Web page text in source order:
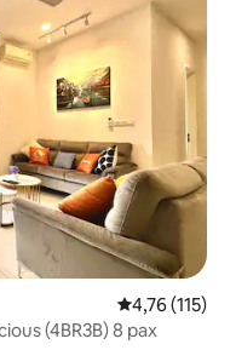
4,76 de uma
4,76 (115)
(4BR3B) 8 pax